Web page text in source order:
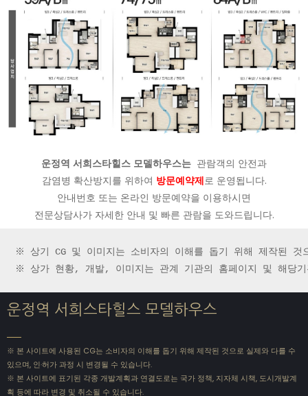
운정역 서희스타힐스 모델하우스는 관람객의 안전과
감염병 확산방지를 위하여 방문예약제로 운영됩니다.
안내번호 또는 온라인 방문예약을 이용하시면
전문상담사가 자세한 안내 및 빠른 관람을 도와드립니다.
※ 상기 CG 및 이미지는 소비자의 이해를 돕기 위해 제작된
※ 상가 현황, 개발, 이미지는 관계 기관의 홈페이지 및 해당
운정역 서희스타힐스 모델하우스
※ 본 사이트에 사용된 CG는 소비자의 이해를 돕기 위해 제작된 것으로 실제와 다를 수
있으며, 인·허가 과정 시 변경될 수 있습니다.
※ 본 사이트에 표기된 각종 개발계획과 연결도로는 국가 정책, 지자체 시책, 도시개발계
획 등에 따라 변경 및 취소될 수 있습니다.